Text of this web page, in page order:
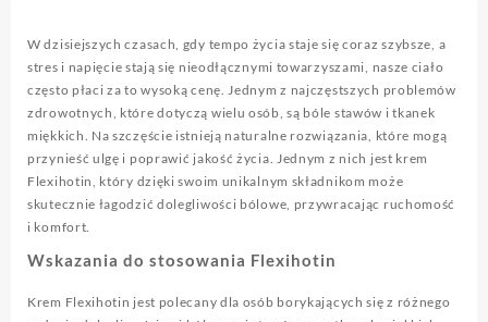
W dzisiejszych czasach, gdy tempo życia staje się coraz szybsze, a
stres i napięcie stają się nieodłącznymi towarzyszami, nasze ciało
często płaci za to wysoką cenę. Jednym z najczęstszych problemów
zdrowotnych, które dotyczą wielu osób, są bóle stawów i tkanek
miękkich. Na szczęście istnieją naturalne rozwiązania, które mogą
przynieść ulgę i poprawić jakość życia. Jednym z nich jest krem
Flexihotin, który dzięki swoim unikalnym składnikom może
skutecznie łagodzić dolegliwości bólowe, przywracając ruchomość
i komfort.
Wskazania do stosowania Flexihotin
Krem Flexihotin jest polecany dla osób borykających się z różnego